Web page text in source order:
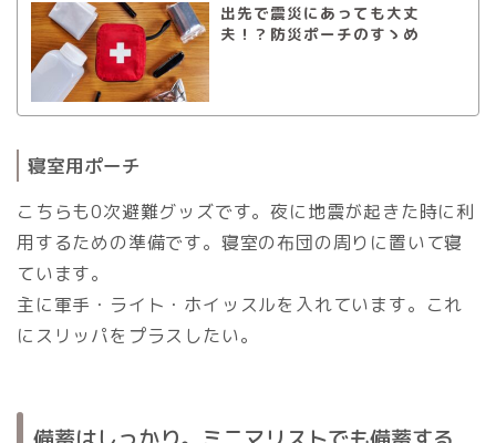
出先で震災にあっても大丈
夫！？防災ポーチのすゝめ
寝室用ポーチ
こちらも0次避難グッズです。夜に地震が起きた時に利
用するための準備です。寝室の布団の周りに置いて寝
ています。
主に軍手・ライト・ホイッスルを入れています。これ
にスリッパをプラスしたい。